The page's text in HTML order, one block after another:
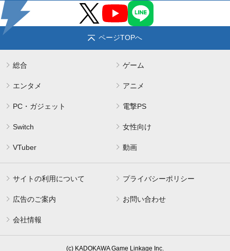
ページTOPへ
総合 ゲーム
エンタメ アニメ
PC・ガジェット 電撃PS
Switch 女性向け
VTuber 動画
サイトの利用について プライバシーポリシー
広告のご案内 お問い合わせ
会社情報
(c) KADOKAWA Game Linkage Inc.